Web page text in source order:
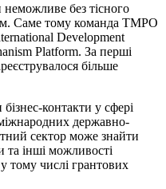
неможливе без тісного
Саме тому команда TMPO
Development
Platform. За перші
більше
контакти у сфері
державно-
сектор може знайти
та інші можливості
у тому числі грантових